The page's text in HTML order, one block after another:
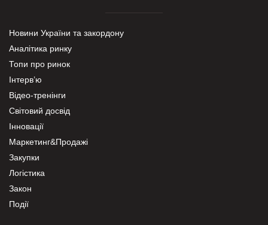
Новини України та закордону
Аналітика ринку
Топи про ринок
Інтерв’ю
Відео-тренінги
Світовий досвід
Інновації
Маркетинг&Продажі
Закупки
Логістика
Закон
Події